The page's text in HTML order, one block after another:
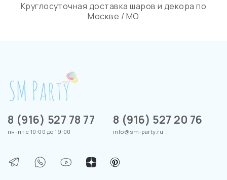
Круглосуточная доставка шаров и декора по
Москве / МО
8 (916) 527 78 77
пн-пт с 10:00 до 19:00
8 (916) 527 20 76
info@sm-party.ru